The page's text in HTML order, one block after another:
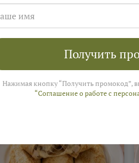
Получить
Нажимая кнопку “Получить промокод”,
“Соглашение о работе с